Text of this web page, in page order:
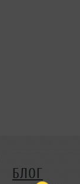
БЛОГ